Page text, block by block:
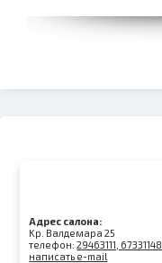
Адрес салона:
Kр. Валдемара 25
телефон:29463111, 67331148
написать e-mail